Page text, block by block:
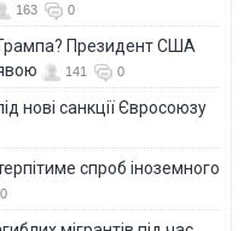
163 0
Президент США
141 0
нові санкції Євросоюзу
спроб іноземного
0